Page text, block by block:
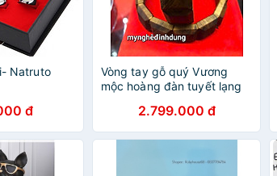
Natruto
đ
Vòng tay gỗ quý Vương
mộc hoàng đàn tuyết lạng
2.799.000 đ